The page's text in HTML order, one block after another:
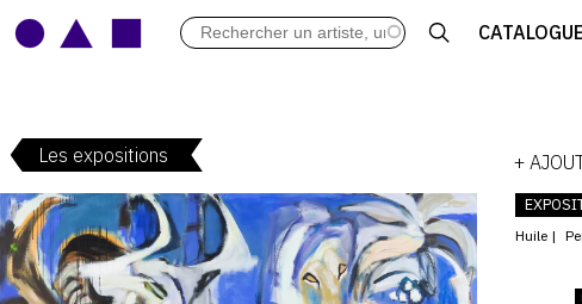
ARCHIVES DES EXPOSITIONS
Les expositions +
Huile